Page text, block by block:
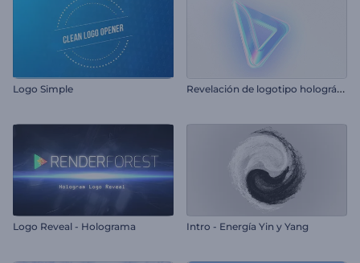
Logo Simple R
evelación de logotipo holográfico
Logo Reveal - Holograma Intro - Energía Yin y Yang